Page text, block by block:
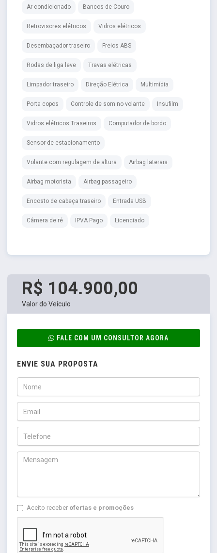
Ar condicionado Bancos de Couro
Retrovisores elétricos Vidros elétricos
Desembaçador traseiro Freios ABS
Rodas de liga leve Travas elétricas
Limpador traseiro Direção Elétrica Multimídia
Porta copos Controle de som no volante Insufilm
Vidros elétricos Traseiros Computador de bordo
Sensor de estacionamento
Volante com regulagem de altura Airbag laterais
Airbag motorista Airbag passageiro
Encosto de cabeça traseiro Entrada USB
Câmera de ré IPVA Pago Licenciado
R$ 104.900,00
Valor do Veículo
FALE COM UM CONSULTOR AGORA
ENVIE SUA PROPOSTA
Aceito receber ofertas e promoções